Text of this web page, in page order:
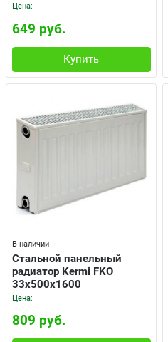
Цена:
649 руб.
Купить
В наличии
Cтальной панельный
радиатор Kermi FKO
33x500x1600
Цена:
809 руб.